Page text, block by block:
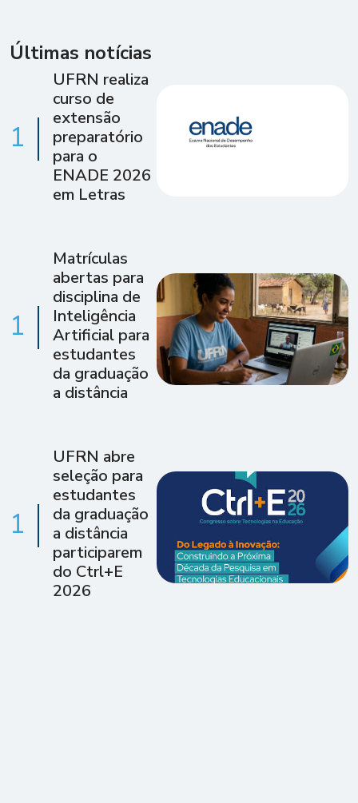
Últimas notícias
1
UFRN realiza
curso de
extensão
preparatório
para o
ENADE 2026
em Letras
1
Matrículas
abertas para
disciplina de
Inteligência
Artificial para
estudantes
da graduação
a distância
1
UFRN abre
seleção para
estudantes
da graduação
a distância
participarem
do Ctrl+E
2026